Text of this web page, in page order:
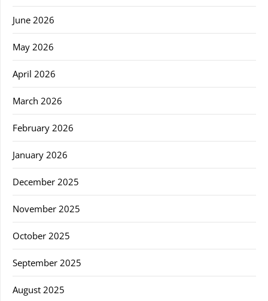
June 2026
May 2026
April 2026
March 2026
February 2026
January 2026
December 2025
November 2025
October 2025
September 2025
August 2025